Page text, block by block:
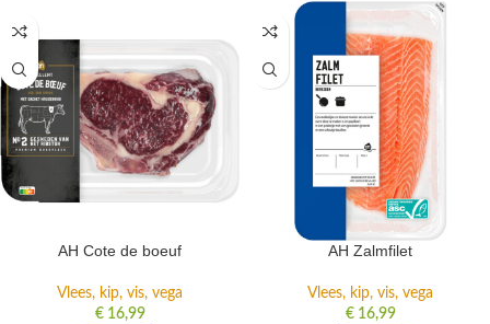
AH Cote de boeuf
Vlees, kip, vis, vega
€16,99
AH Zalmfilet
Vlees, kip, vis, vega
€16,99